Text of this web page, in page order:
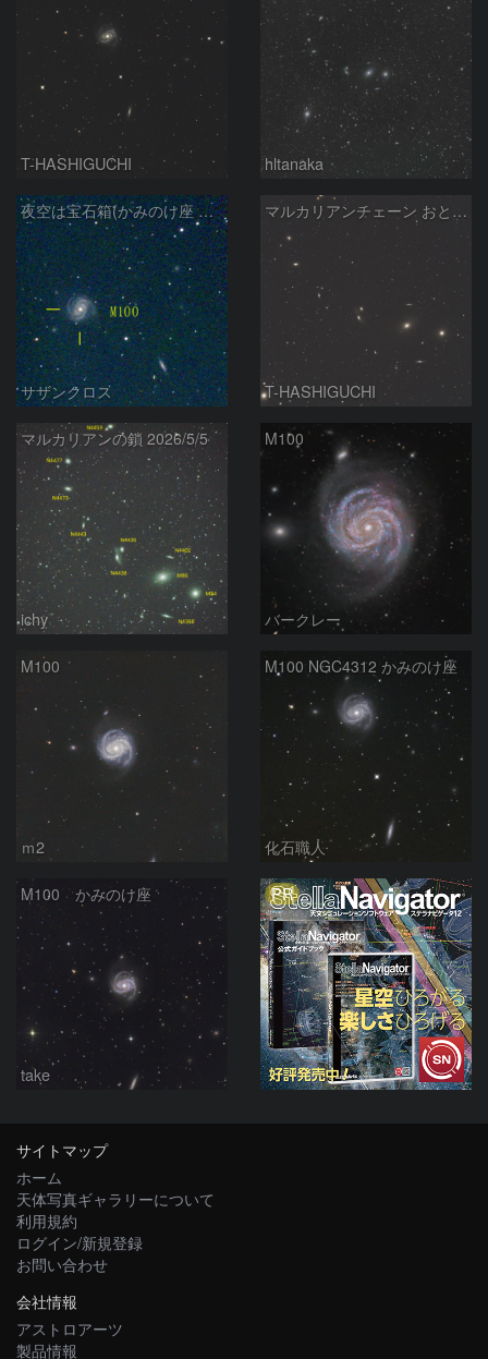
T-HASHIGUCHI hltanaka
夜空は宝石箱(かみのけ座 M100) Seestar50
サザンクロス
マルカリアンチェーン おとめ座銀河団 2026/05/13
T-HASHIGUCHI
マルカリアンの鎖 2026/5/5
ichy
M100
バークレー
M100
ｍ2
M100 NGC4312 かみのけ座
化石職人
M100 かみのけ座
take
PR
サイトマップ
ホーム
天体写真ギャラリーについて
利用規約
ログイン/新規登録
お問い合わせ
会社情報
アストロアーツ
製品情報